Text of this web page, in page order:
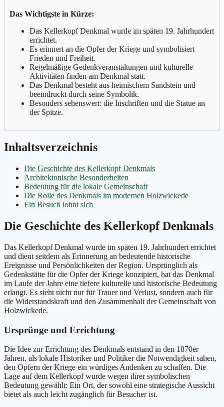
Das Wichtigste in Kürze:
Das Kellerkopf Denkmal wurde im späten 19. Jahrhundert
errichtet.
Es erinnert an die Opfer der Kriege und symbolisiert
Frieden und Freiheit.
Regelmäßige Gedenkveranstaltungen und kulturelle
Aktivitäten finden am Denkmal statt.
Das Denkmal besteht aus heimischem Sandstein und
beeindruckt durch seine Symbolik.
Besonders sehenswert: die Inschriften und die Statue an
der Spitze.
Inhaltsverzeichnis
Die Geschichte des Kellerkopf Denkmals
Architektonische Besonderheiten
Bedeutung für die lokale Gemeinschaft
Die Rolle des Denkmals im modernen Holzwickede
Ein Besuch lohnt sich
Die Geschichte des Kellerkopf Denkmals
Das Kellerkopf Denkmal wurde im späten 19. Jahrhundert errichtet
und dient seitdem als Erinnerung an bedeutende historische
Ereignisse und Persönlichkeiten der Region. Ursprünglich als
Gedenkstätte für die Opfer der Kriege konzipiert, hat das Denkmal
im Laufe der Jahre eine tiefere kulturelle und historische Bedeutung
erlangt. Es steht nicht nur für Trauer und Verlust, sondern auch für
die Widerstandskraft und den Zusammenhalt der Gemeinschaft von
Holzwickede.
Ursprünge und Errichtung
Die Idee zur Errichtung des Denkmals entstand in den 1870er
Jahren, als lokale Historiker und Politiker die Notwendigkeit sahen,
den Opfern der Kriege ein würdiges Andenken zu schaffen. Die
Lage auf dem Kellerkopf wurde wegen ihrer symbolischen
Bedeutung gewählt: Ein Ort, der sowohl eine strategische Aussicht
bietet als auch leicht zugänglich für Besucher ist.